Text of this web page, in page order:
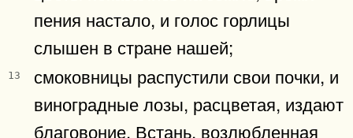
пения настало, и голос горлицы
слышен в стране нашей;
13
смоковницы распустили свои почки, и
виноградные лозы, расцветая, издают
благовоние. Встань, возлюбленная